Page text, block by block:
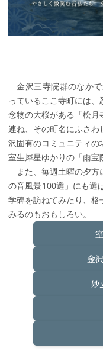
金沢三寺院群のなか
っているここ寺町には
念物の大桜がある「松
連ね、その町名にふさ
沢固有のコミュニティの
室生犀星ゆかりの「雨宝
また、毎週土曜の夕方
の音風景100選」にも選
学碑を訪ねてみたり、格
みるのもおもしろい。
金
妙